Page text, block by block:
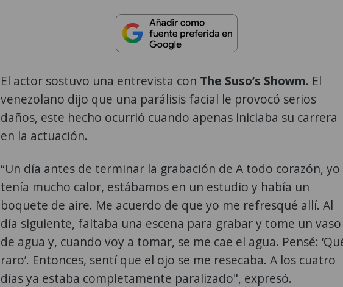
El actor sostuvo una entrevista con The Suso’s Showm. El
venezolano dijo que una parálisis facial le provocó serios
daños, este hecho ocurrió cuando apenas iniciaba su carrera
en la actuación.
“Un día antes de terminar la grabación de A todo corazón, yo
tenía mucho calor, estábamos en un estudio y había un
boquete de aire. Me acuerdo de que yo me refresqué allí. Al
día siguiente, faltaba una escena para grabar y tome un vaso
de agua y, cuando voy a tomar, se me cae el agua. Pensé:
raro’. Entonces, sentí que el ojo se me resecaba. A los cuatro
días ya estaba completamente paralizado", expresó.